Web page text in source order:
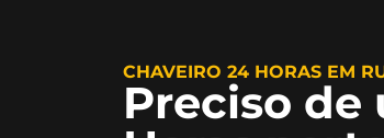
CHAVEIRO 24 HORAS EM
Preciso de